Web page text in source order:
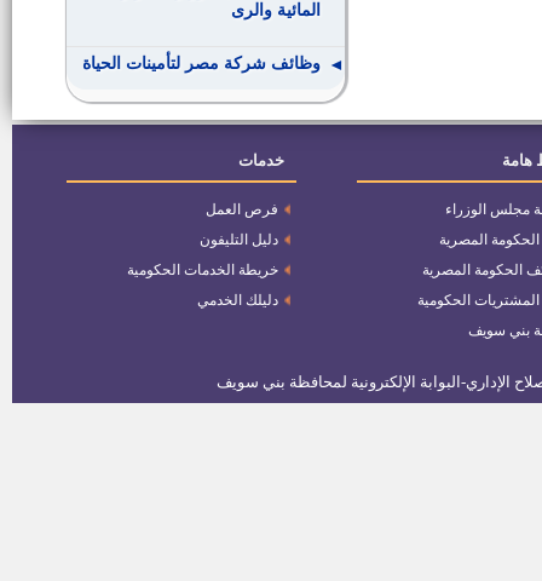
المائية والرى
وظائف شركة مصر لتأمينات الحياة
بالجهاز المركزى للتعمير
نائب لرئيس مركز ومدينة الواسطى
المالي و اإلداري - سائقين
هامة
مجلس الوزراء
الحكومة المصرية
الحكومة المصرية
المشتريات الحكومية
بني سويف
خدمات
فرص العمل
دليل التليفون
خريطة الخدمات الحكومية
دليلك الخدمي